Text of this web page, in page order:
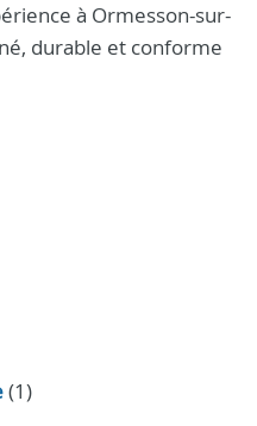
à Ormesson-sur-
durable et conforme
(1)